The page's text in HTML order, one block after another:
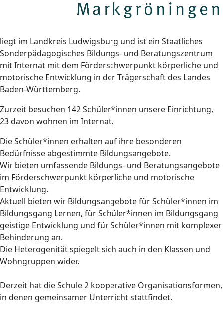
liegt im Landkreis Ludwigsburg und ist ein Staatliches
Sonderpädagogisches Bildungs- und Beratungszentrum
mit Internat mit dem Förderschwerpunkt körperliche und
motorische Entwicklung in der Trägerschaft des Landes
Baden-Württemberg.
Zurzeit besuchen 142 Schüler*innen unsere Einrichtung,
23 davon wohnen im Internat.
Die Schüler*innen erhalten auf ihre besonderen
Bedürfnisse abgestimmte Bildungsangebote.
Wir bieten umfassende Bildungs- und Beratungsangebote
im Förderschwerpunkt körperliche und motorische
Entwicklung.
Aktuell bieten wir Bildungsangebote für Schüler*innen im
Bildungsgang Lernen, für Schüler*innen im Bildungsgang
geistige Entwicklung und für Schüler*innen mit komplexer
Behinderung an.
Die Heterogenität spiegelt sich auch in den Klassen und
Wohngruppen wider.
Derzeit hat die Schule 2 kooperative Organisationsformen,
in denen gemeinsamer Unterricht stattfindet.